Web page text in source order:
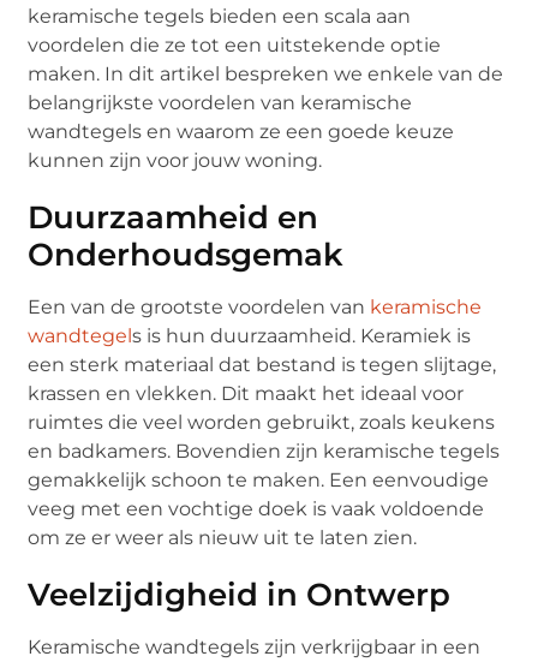
keramische tegels bieden een scala aan
voordelen die ze tot een uitstekende optie
maken. In dit artikel bespreken we enkele van de
belangrijkste voordelen van keramische
wandtegels en waarom ze een goede keuze
kunnen zijn voor jouw woning.
Duurzaamheid en
Onderhoudsgemak
Een van de grootste voordelen van keramische
wandtegels is hun duurzaamheid. Keramiek is
een sterk materiaal dat bestand is tegen slijtage,
krassen en vlekken. Dit maakt het ideaal voor
ruimtes die veel worden gebruikt, zoals keukens
en badkamers. Bovendien zijn keramische tegels
gemakkelijk schoon te maken. Een eenvoudige
veeg met een vochtige doek is vaak voldoende
om ze er weer als nieuw uit te laten zien.
Veelzijdigheid in Ontwerp
Keramische wandtegels zijn verkrijgbaar in een